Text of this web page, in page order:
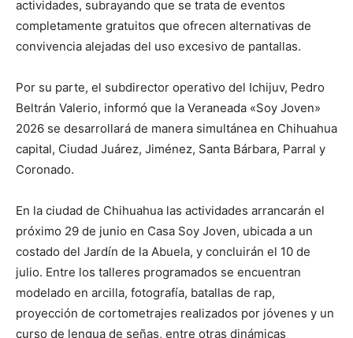
actividades, subrayando que se trata de eventos
completamente gratuitos que ofrecen alternativas de
convivencia alejadas del uso excesivo de pantallas.
Por su parte, el subdirector operativo del Ichijuv, Pedro
Beltrán Valerio, informó que la Veraneada «Soy Joven»
2026 se desarrollará de manera simultánea en Chihuahua
capital, Ciudad Juárez, Jiménez, Santa Bárbara, Parral y
Coronado.
En la ciudad de Chihuahua las actividades arrancarán el
próximo 29 de junio en Casa Soy Joven, ubicada a un
costado del Jardín de la Abuela, y concluirán el 10 de
julio. Entre los talleres programados se encuentran
modelado en arcilla, fotografía, batallas de rap,
proyección de cortometrajes realizados por jóvenes y un
curso de lengua de señas, entre otras dinámicas